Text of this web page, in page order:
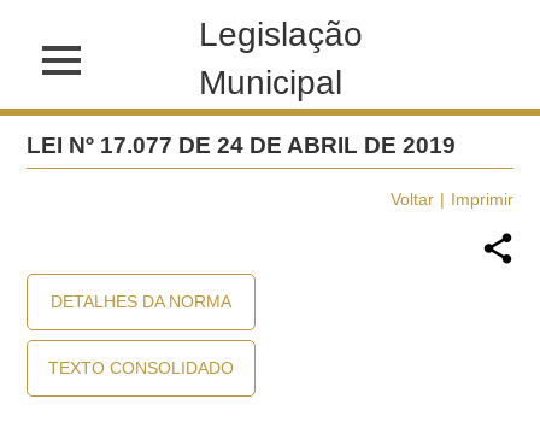
Legislação
Municipal
LEI Nº 17.077 DE 24 DE ABRIL DE 2019
Voltar Imprimir
DETALHES DA NORMA
TEXTO CONSOLIDADO